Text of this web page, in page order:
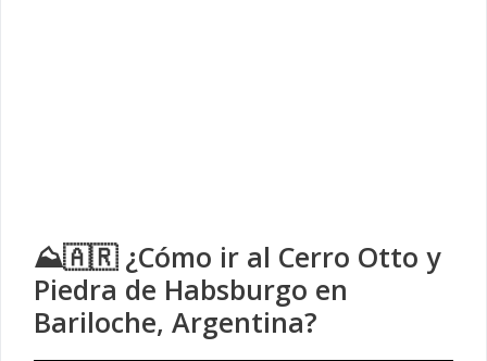
⛰️🇦🇷 ¿Cómo ir al Cerro Otto y
Piedra de Habsburgo en
Bariloche, Argentina?